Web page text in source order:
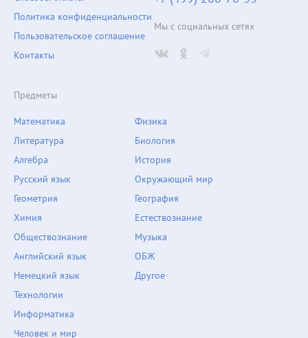
Предметы
Математика
Литература
Алгебра
Русский язык
Геометрия
Химия
Физика
Биология
История
Окружающий мир
География
Естествознание
Обществознание
Английский язык
Немецкий язык
Технологии
Информатика
Человек и мир
Музыка
ОБЖ
Другое
Политика конфиденциальности
Пользовательское соглашение
Контакты
Мы с социальных сетях